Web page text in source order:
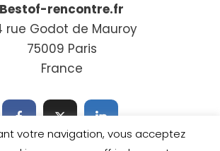
Bestof-rencontre.fr
rue Godot de Mauroy
75009 Paris
France
votre navigation, vous acceptez